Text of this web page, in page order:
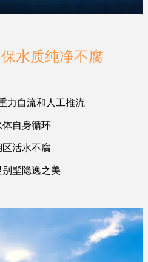
保水质纯净不腐
力自流和人工推流
体自身循环
区活水不腐
墅隐逸之美